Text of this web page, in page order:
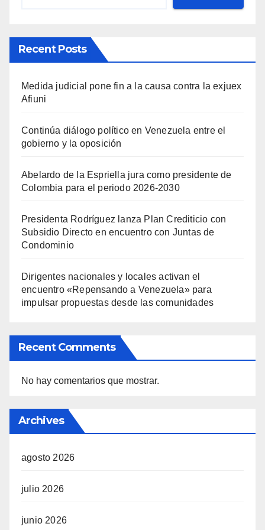
Recent Posts
Medida judicial pone fin a la causa contra la exjuex
Afiuni
Continúa diálogo político en Venezuela entre el
gobierno y la oposición
Abelardo de la Espriella jura como presidente de
Colombia para el periodo 2026-2030
Presidenta Rodríguez lanza Plan Crediticio con
Subsidio Directo en encuentro con Juntas de
Condominio
Dirigentes nacionales y locales activan el
encuentro «Repensando a Venezuela» para
impulsar propuestas desde las comunidades
Recent Comments
No hay comentarios que mostrar.
Archives
agosto 2026
julio 2026
junio 2026